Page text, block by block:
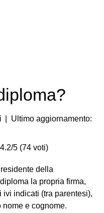
| Ultimo aggiornamento:
5 (74 voti)
della
la propria firma,
ivi indicati (tra parentesi),
e cognome.